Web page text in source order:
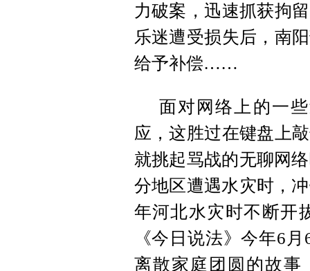
力破案，迅速抓获拘
乐迷遭受损失后，南
给予补偿……
面对网络上的一
应，这胜过在键盘上
就挑起骂战的无聊网
分地区遭遇水灾时，
年河北水灾时不断开
《今日说法》今年6
离散家庭团圆的故事